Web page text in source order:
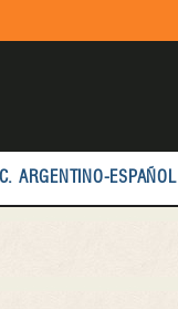
ARGENTINO-ESPAÑOL